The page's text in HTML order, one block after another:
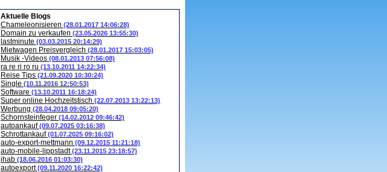
Aktuelle Blogs
Chameleonisieren (28.01.2017 14:06:28)
Domain zu verkaufen (23.05.2026 13:55:30)
lastminute (03.03.2015 20:14:29)
Mietwagen Preisvergleich (28.01.2017 15:03:05)
Musik -Videos (08.01.2013 07:56:08)
ra re ri ro ru (13.10.2011 14:22:34)
Reise Tips (21.09.2020 10:30:24)
Single (10.11.2016 12:50:53)
Software (13.10.2011 16:18:24)
Super online Hochzeitstisch (22.07.2013 13:22:13)
Werbung (28.04.2018 09:05:20)
Schornsteinfeger (14.02.2012 09:46:42)
autoankauf(09.07.2025 03:16:38)
Schrottankauf(01.07.2025 09:16:02)
auto-export-mettmann (09.12.2015 11:21:18)
auto-mobile-lippstadt(23.11.2015 23:18:57)
ihab (18.06.2016 01:03:30)
autoexport(09.11.2020 16:22:42)